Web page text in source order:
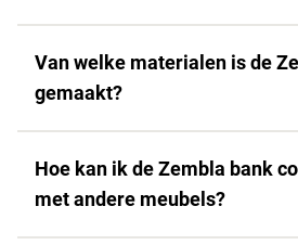
Van welke materialen is de
gemaakt?
Hoe kan ik de Zembla bank
met andere meubels?